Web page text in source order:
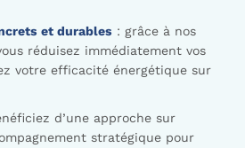
et durables : grâce à nos
réduisez immédiatement vos
votre efficacité énergétique sur
d’une approche sur
stratégique pour